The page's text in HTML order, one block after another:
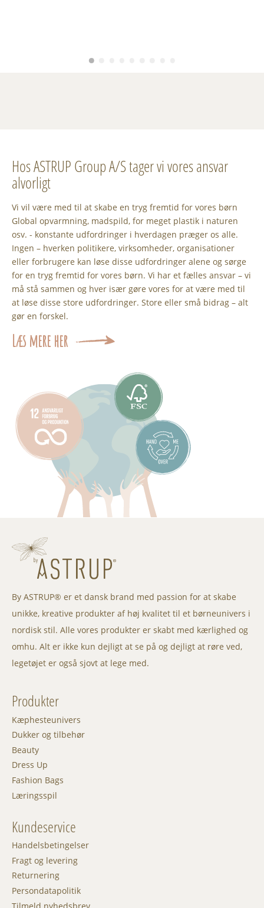
Hos ASTRUP Group A/S tager vi vores ansvar
alvorligt
Vi vil være med til at skabe en tryg fremtid for vores børn
Global opvarmning, madspild, for meget plastik i naturen
osv. - konstante udfordringer i hverdagen præger os alle.
Ingen – hverken politikere, virksomheder, organisationer
eller forbrugere kan løse disse udfordringer alene og sørge
for en tryg fremtid for vores børn. Vi har et fælles ansvar – vi
må stå sammen og hver især gøre vores for at være med til
at løse disse store udfordringer. Store eller små bidrag – alt
gør en forskel.
Læs mere her
By ASTRUP® er et dansk brand med passion for at skabe
unikke, kreative produkter af høj kvalitet til et børneunivers i
nordisk stil. Alle vores produkter er skabt med kærlighed og
omhu. Alt er ikke kun dejligt at se på og dejligt at røre ved,
legetøjet er også sjovt at lege med.
Produkter
Kæphesteunivers
Dukker og tilbehør
Beauty
Dress Up
Fashion Bags
Læringsspil
Kundeservice
Handelsbetingelser
Fragt og levering
Returnering
Persondatapolitik
Tilmeld nyhedsbrev